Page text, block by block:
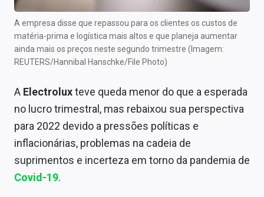
Central de Fundos Imobiliários
Central dos IPOs
Renda Fixa
Mercados
Economia
Empresas
A empresa disse que repassou para os clientes os custos de
matéria-prima e logística mais altos e que planeja aumentar
ainda mais os preços neste segundo trimestre (Imagem:
REUTERS/Hannibal Hanschke/File Photo)
A Electroluxteve queda menor do que a esperada
no lucro trimestral, mas rebaixou sua perspectiva
para 2022 devido a pressões políticas e
inflacionárias, problemas na cadeia de
suprimentos e incerteza em torno da pandemia de
Covid-19.